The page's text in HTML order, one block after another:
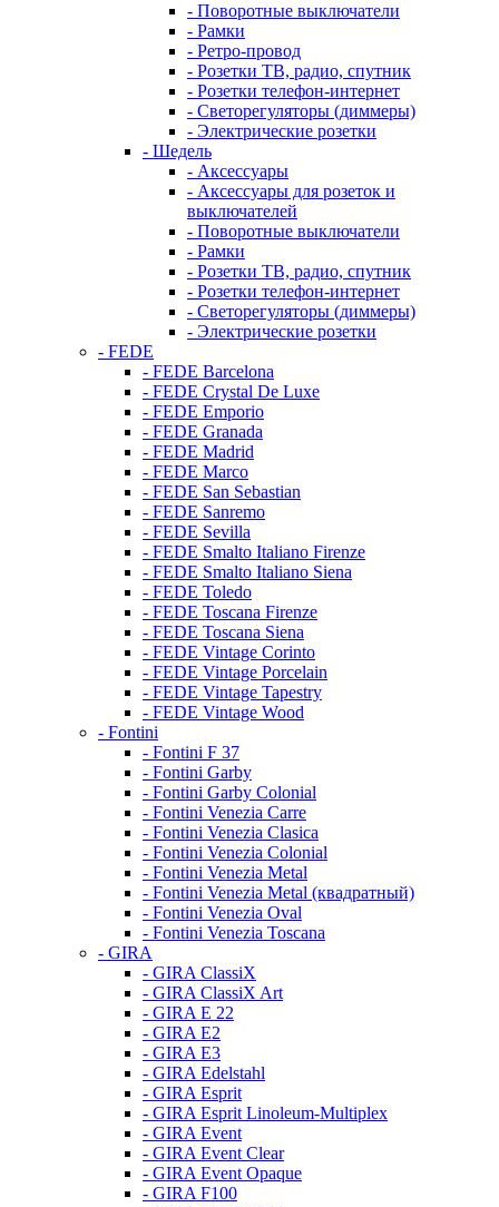
- Поворотные выключатели
- Рамки
- Ретро-провод
- Розетки ТВ, радио, спутник
- Розетки телефон-интернет
- Светорегуляторы (диммеры)
- Электрические розетки
- Шедель
- Аксессуары
- Аксессуары для розеток и
выключателей
- Поворотные выключатели
- Рамки
- Розетки ТВ, радио, спутник
- Розетки телефон-интернет
- Светорегуляторы (диммеры)
- Электрические розетки
- FEDE
- FEDE Barcelona
- FEDE Crystal De Luxe
- FEDE Emporio
- FEDE Granada
- FEDE Madrid
- FEDE Marco
- FEDE San Sebastian
- FEDE Sanremo
- FEDE Sevilla
- FEDE Smalto Italiano Firenze
- FEDE Smalto Italiano Siena
- FEDE Toledo
- FEDE Toscana Firenze
- FEDE Toscana Siena
- FEDE Vintage Corinto
- FEDE Vintage Porcelain
- FEDE Vintage Tapestry
- FEDE Vintage Wood
- Fontini
- Fontini F 37
- Fontini Garby
- Fontini Garby Colonial
- Fontini Venezia Carre
- Fontini Venezia Clasica
- Fontini Venezia Colonial
- Fontini Venezia Metal
- Fontini Venezia Metal (квадратный)
- Fontini Venezia Oval
- Fontini Venezia Toscana
- GIRA
- GIRA ClassiX
- GIRA ClassiX Art
- GIRA E 22
- GIRA E2
- GIRA E3
- GIRA Edelstahl
- GIRA Esprit
- GIRA Esprit Linoleum-Multiplex
- GIRA Event
- GIRA Event Clear
- GIRA Event Opaque
- GIRA F100